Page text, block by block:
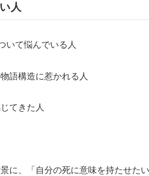
人
いて悩んでいる人
語構造に惹かれる人
てきた人
に、「自分の死に意味を持たせた